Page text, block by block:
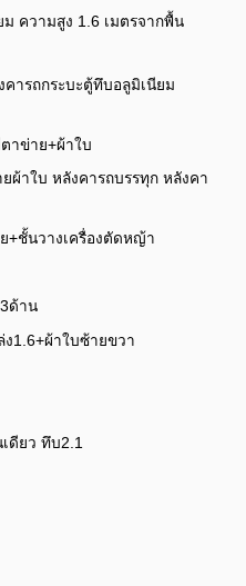
ความสูง 1.6 เมตรจากพื้น
าข่าย+ผ้าใบ
+ชั้นวางเครื่องตัดหญ้า
3ด้าน
ง1.6+ผ้าใบซ้ายขวา
ดียว ทึบ2.1